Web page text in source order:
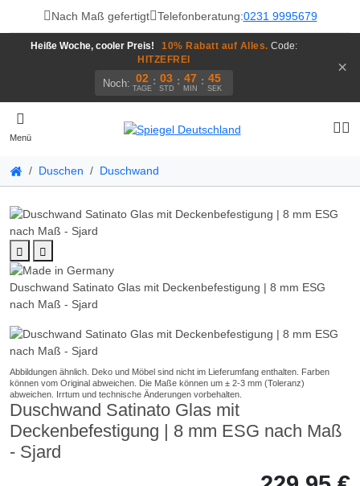
Nach Maß gefertigt Telefonberatung:0231 9995679
Heiße Woche, cooler Preis! 10% Rabatt auf Alles. Code:
HITZEFREI
Noch: 02
TAGE
: 03
STD
: 47
MIN
: 45
SEK
×
Menü
Duschen Duschwand
Duschwand Satinato Glas mit Deckenbefestigung | 8 mm ESG
nach Maß - Sjard
Duschwand Satinato Glas mit
Deckenbefestigung | 8 mm ESG nach Maß
- Sjard